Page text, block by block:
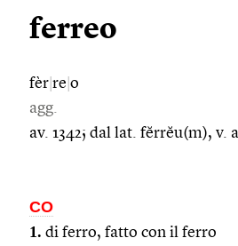
ferreo
fèr re o
agg.
av. 1342; dal lat. fĕrrĕu(m), v.
CO
1. di ferro, fatto con il ferro